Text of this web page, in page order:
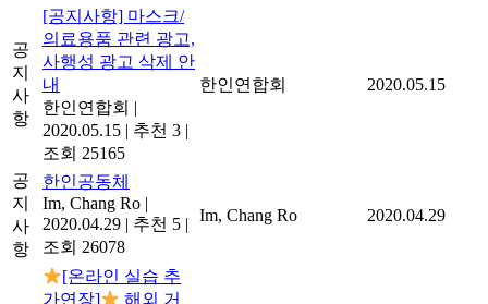
공
지
사
항
[공지사항] 마스크/
의료용품 관련 광고,
사행성 광고 삭제 안
내
한인연합회 |
2020.05.15 | 추천 3 |
조회 25165
한인연합회 2020.05.15
공
지
사
항
한인공동체
Im, Chang Ro |
2020.04.29 | 추천 5 |
조회 26078
Im, Chang Ro 2020.04.29
[온라인 실습 추
가연장]
해외 거